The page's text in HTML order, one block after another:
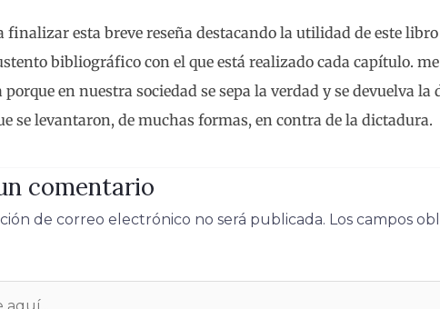
finalizar esta breve reseña destacando la utilidad de este
bibliográfico con el que está realizado cada capítulo.
porque en nuestra sociedad se sepa la verdad y se devuelva
se levantaron, de muchas formas, en contra de la dictadura.
comentario
de correo electrónico no será publicada. Los campos